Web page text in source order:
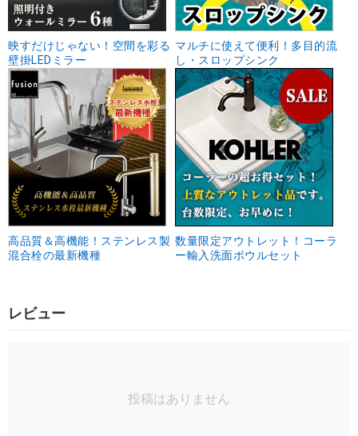
映すだけじゃない！空間を彩る
壁掛LEDミラー
マルチに使えて便利！多目的流
し・スロップシンク
高品質＆高機能！ステンレス製
混合栓の最新機種
数量限定アウトレット！コーラ
ー輸入洗面ボウルセット
レビュー
投稿はありません